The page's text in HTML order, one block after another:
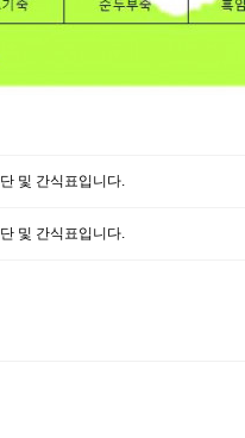
및 간식표입니다.
및 간식표입니다.